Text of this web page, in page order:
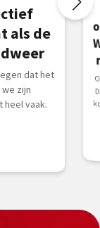
als de
dat het
zijn
heel vaak.